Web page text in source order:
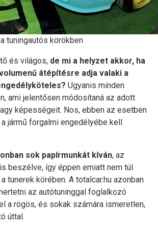
tuningautós körökben
és világos, de mi a helyzet akkor, ha
átépítésre adja valaki a
Ugyanis minden
ami jelentősen módosítaná az adott
képességeit. Nos, ebben az esetben
jármű forgalmi engedélyébe kell
sok papírmunkát kíván, az
beszélve, így éppen emiatt nem túl
tunerek körében. A totalcar.hu azonban
az autótuninggal foglalkozó
a rögös, és sokak számára ismeretlen,
úttal.